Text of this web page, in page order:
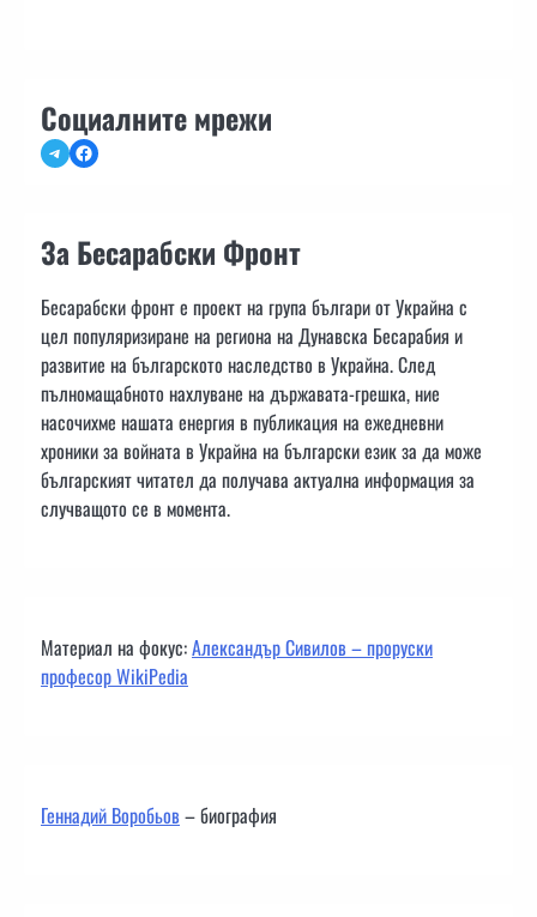
Социалните мрежи
TelegramFacebook
За Бесарабски Фронт
Бесарабски фронт е проект на група българи от Украйна с
цел популяризиране на региона на Дунавска Бесарабия и
развитие на българското наследство в Украйна. След
пълномащабното нахлуване на държавата-грешка, ние
насочихме нашата енергия в публикация на ежедневни
хроники за войната в Украйна на български език за да може
българският читател да получава актуална информация за
случващото се в момента.
Материал на фокус:Александър Сивилов – проруски
професор WikiPedia
Геннадий Воробьов– биография